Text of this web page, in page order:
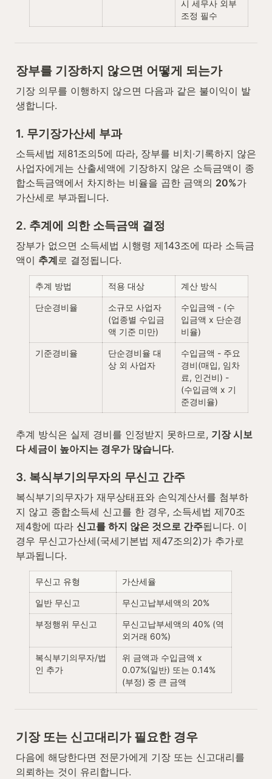
시 세무사 외부
조정 필수
장부를 기장하지 않으면 어떻게 되는가
기장 의무를 이행하지 않으면 다음과 같은 불이익이 발
생합니다.
1. 무기장가산세 부과
소득세법 제81조의5에 따라, 장부를 비치·기록하지 않은
사업자에게는 산출세액에 기장하지 않은 소득금액이 종
합소득금액에서 차지하는 비율을 곱한 금액의 20%가
가산세로 부과됩니다.
2. 추계에 의한 소득금액 결정
장부가 없으면 소득세법 시행령 제143조에 따라 소득금
액이 추계 로 결정됩니다.
추계 방법 적용 대상 계산 방식
단순경비율
소규모 사업자
(업종별 수입금
액 기준 미만)
수입금액 - (수
입금액 x 단순경
비율)
기준경비율
단순경비율 대
상 외 사업자
수입금액 - 주요
경비(매입, 임차
료, 인건비) -
(수입금액 x 기
준경비율)
추계 방식은 실제 경비를 인정받지 못하므로, 기장 시보
다 세금이 높아지는 경우가 많습니다.
3. 복식부기의무자의 무신고 간주
복식부기의무자가 재무상태표와 손익계산서를 첨부하
지 않고 종합소득세 신고를 한 경우, 소득세법 제70조
제4항에 따라 신고를 하지 않은 것으로 간주됩니다. 이
경우 무신고가산세(국세기본법 제47조의2)가 추가로
부과됩니다.
무신고 유형 가산세율
일반 무신고 무신고납부세액의 20%
부정행위 무신고
무신고납부세액의 40% (역
외거래 60%)
복식부기의무자/법
인 추가
위 금액과 수입금액 x
0.07%(일반) 또는 0.14%
(부정) 중 큰 금액
기장 또는 신고대리가 필요한 경우
다음에 해당한다면 전문가에게 기장 또는 신고대리를
의뢰하는 것이 유리합니다.